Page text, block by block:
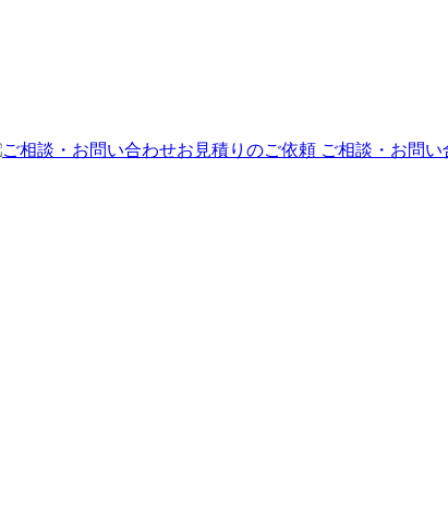
ご相談・お問い